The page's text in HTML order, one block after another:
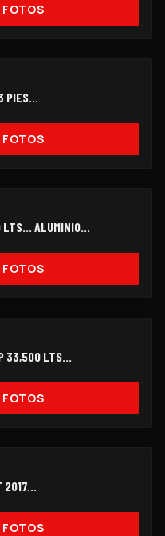
FOTOS
PIES...
FOTOS
ALUMINIO...
FOTOS
33,500 LTS...
FOTOS
2017...
FOTOS